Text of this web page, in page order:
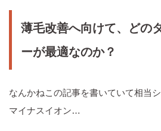
薄毛改善へ向けて、どの
ーが最適なのか？
なんかねこの記事を書いていて相当
マイナスイオン…